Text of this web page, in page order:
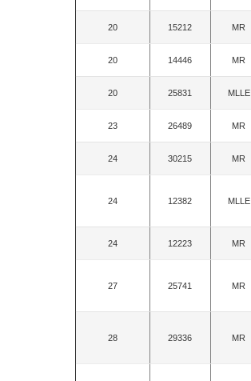
20 15212 MR
20 14446 MR
20 25831 MLLE
23 26489 MR
24 30215 MR
24 12382 MLLE
24 12223 MR
27 25741 MR
28 29336 MR